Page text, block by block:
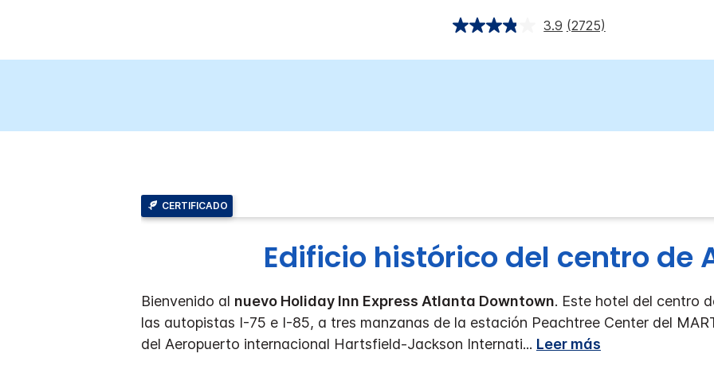
3.9 (2725)
CERTIFICADO
Edificio histórico del centro de
Bienvenido al nuevo Holiday Inn Express Atlanta Downtown. Este hotel del centro
las autopistas I-75 e I-85, a tres manzanas de la estación Peachtree Center del
del Aeropuerto internacional Hartsfield-Jackson Internati... Leer más